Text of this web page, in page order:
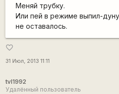
Меняй трубку.
Или пей в режиме выпил-
не оставалось.
favorite_border
31 Июл, 2013 11:11
tvl1992
Удалённый пользователь